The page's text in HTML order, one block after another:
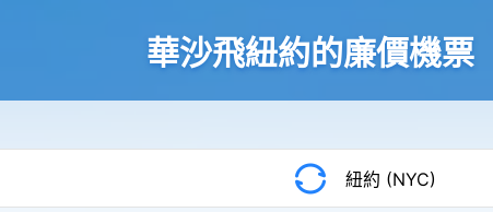
華沙飛紐約的廉價機票